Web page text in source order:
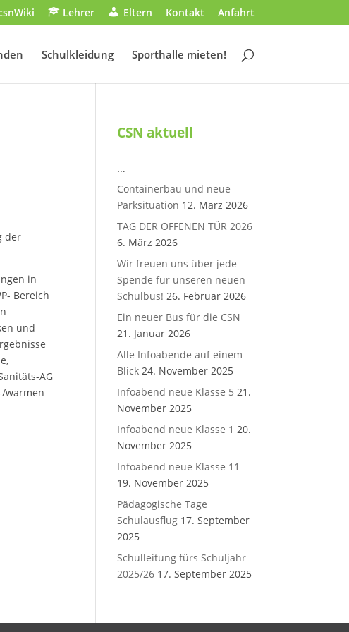
Lehrer Eltern Kontakt Anfahrt
Schulkleidung Sporthalle mieten!
der
in
Bereich
und
AG
warmen
CSN aktuell
…
Containerbau und neue
Parksituation 12. März 2026
TAG DER OFFENEN TÜR 2026
6. März 2026
Wir freuen uns über jede
Spende für unseren neuen
Schulbus! 26. Februar 2026
Ein neuer Bus für die CSN
21. Januar 2026
Alle Infoabende auf einem
Blick 24. November 2025
Infoabend neue Klasse 5 21.
November 2025
Infoabend neue Klasse 1 20.
November 2025
Infoabend neue Klasse 11
19. November 2025
Pädagogische Tage
Schulausflug 17. September
2025
Schulleitung fürs Schuljahr
2025/26 17. September 2025